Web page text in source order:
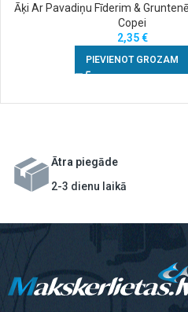
Āķi Ar Pavadiņu Fīderim &
Copei
2,35€
PIEVIENOT GROZAM
Ātra piegāde
2-3 dienu laikā